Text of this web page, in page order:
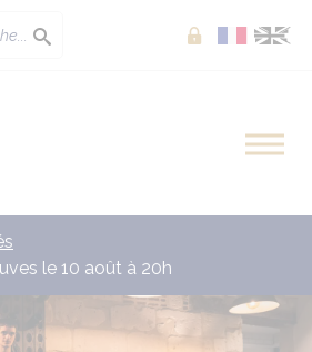
Extranet
le 10 août à 20h